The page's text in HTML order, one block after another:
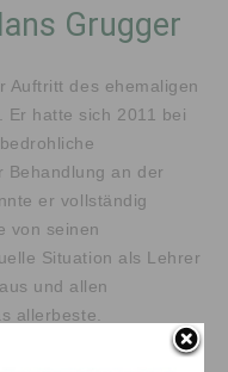
Grugger
Auftritt des ehemaligen
. Er hatte sich 2011 bei
Behandlung an der
er vollständig
von seinen
Situation als Lehrer
und allen
allerbeste.